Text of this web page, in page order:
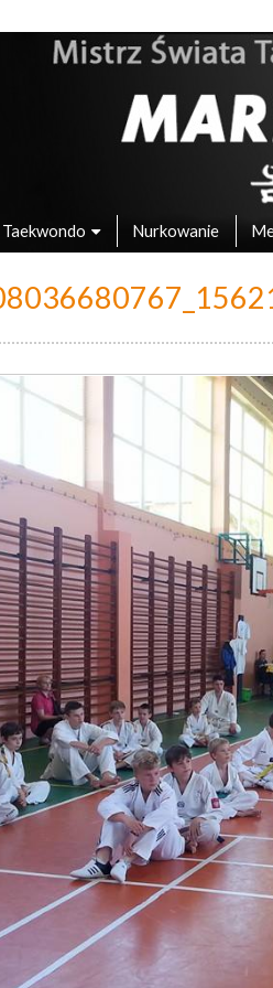
– Mistrz Świata
Taekwondo Nurkowanie